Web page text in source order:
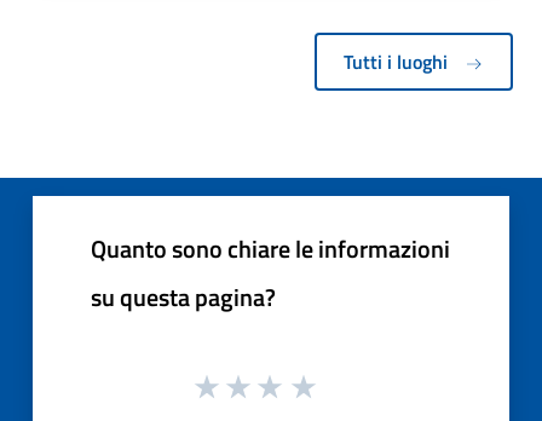
Tutti i luoghi
Quanto sono chiare le informazioni
su questa pagina?